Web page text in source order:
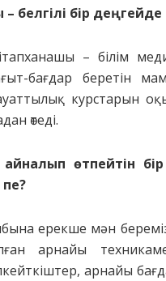
– белгілі бір
– білім
бағдар беретін
курстарын
өтеді.
өтпейтін
ерекше мән береміз.
арнайы
арнайы